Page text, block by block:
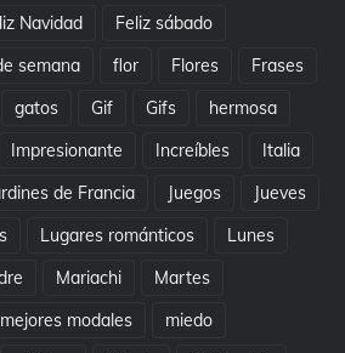
Navidad
Feliz sábado
semana flor Flores
Frases
gatos Gif Gifs
hermosa
Impresionante Increíbles
Italia
de Francia Juegos
Jueves
Lugares románticos
Lunes
Mariachi
Martes
mejores modales
miedo